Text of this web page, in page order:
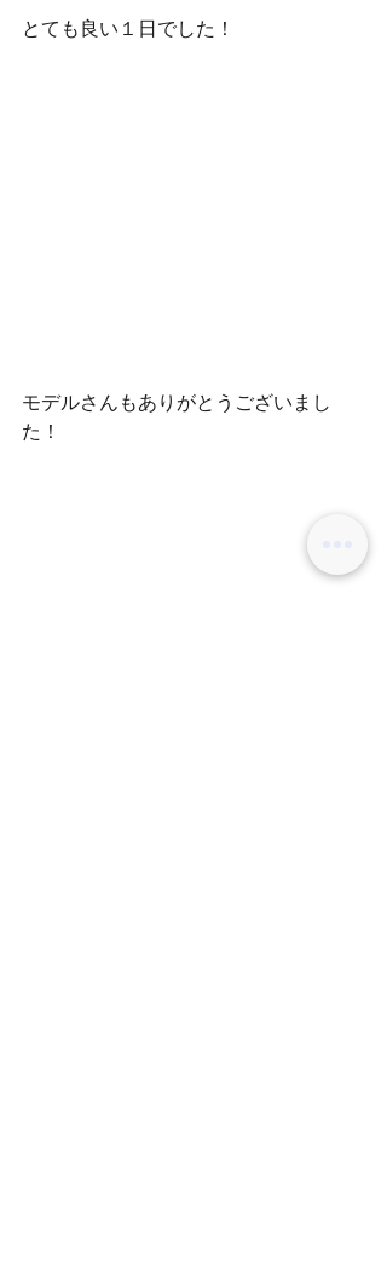
とても良い１日でした！
モデルさんもありがとうございまし
た！